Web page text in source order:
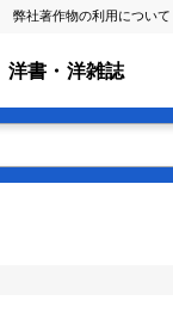
弊社著作物の利用について
洋書・洋雑誌